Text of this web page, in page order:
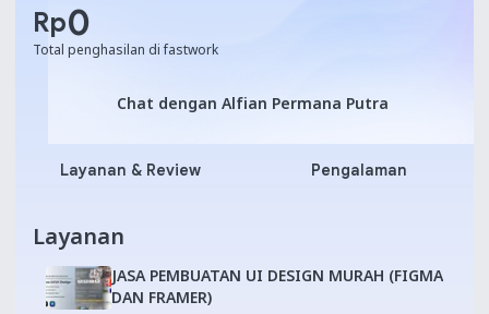
Rp0
Total penghasilan di fastwork
Chat dengan Alfian
Chat dengan Alfian Permana Putra
Layanan & Review Pengalaman
Layanan
JASA PEMBUATAN UI DESIGN MURAH (FIGMA
DAN FRAMER)